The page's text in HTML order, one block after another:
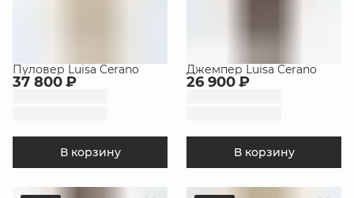
Пуловер Luisa Cerano
37 800 ₽
В корзину
Джемпер Luisa Cerano
26 900 ₽
В корзину